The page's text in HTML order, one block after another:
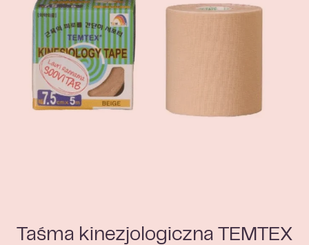
Taśma kinezjologiczna TEMTEX